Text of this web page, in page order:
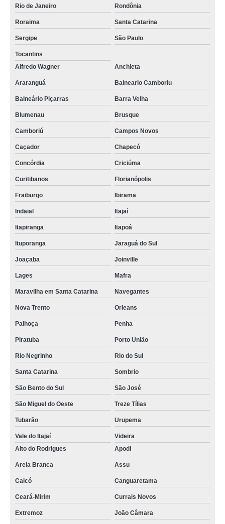
Rio de Janeiro Rondônia
Roraima Santa Catarina
Sergipe São Paulo
Tocantins
Alfredo Wagner
Anchieta
Araranguá Balneario Camboriu
Balneário Piçarras Barra Velha
Blumenau Brusque
Camboriú Campos Novos
Caçador Chapecó
Concórdia Criciúma
Curitibanos Florianópolis
Fraiburgo Ibirama
Indaial Itajaí
Itapiranga Itapoá
Ituporanga Jaraguá do Sul
Joaçaba Joinville
Lages Mafra
Maravilha em Santa Catarina Navegantes
Nova Trento Orleans
Palhoça Penha
Piratuba Porto União
Rio Negrinho Rio do Sul
Santa Catarina Sombrio
São Bento do Sul São José
São Miguel do Oeste Treze Tílias
Tubarão Urupema
Vale do Itajaí
Videira
Alto do Rodrigues
Apodi
Areia Branca Assu
Caicó Canguaretama
Ceará-Mirim Currais Novos
Extremoz João Câmara